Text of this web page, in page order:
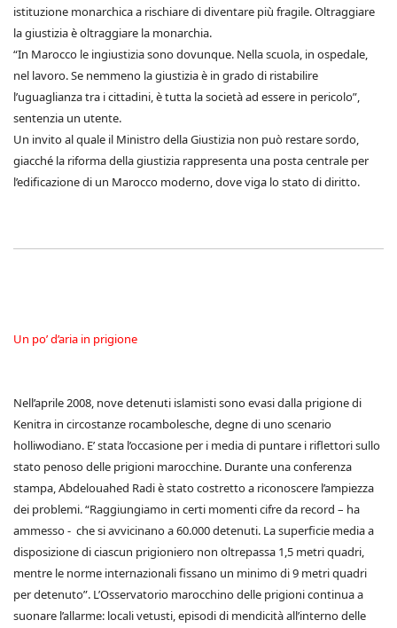
istituzione monarchica a rischiare di diventare più fragile. Oltraggiare
la giustizia è oltraggiare la monarchia.
“In Marocco le ingiustizia sono dovunque. Nella scuola, in ospedale,
nel lavoro. Se nemmeno la giustizia è in grado di ristabilire
l’uguaglianza tra i cittadini, è tutta la società ad essere in pericolo”,
sentenzia un utente.
Un invito al quale il Ministro della Giustizia non può restare sordo,
giacché la riforma della giustizia rappresenta una posta centrale per
l’edificazione di un Marocco moderno, dove viga lo stato di diritto.
Un po’ d’aria in prigione
Nell’aprile 2008, nove detenuti islamisti sono evasi dalla prigione di
Kenitra in circostanze rocambolesche, degne di uno scenario
holliwodiano. E’ stata l’occasione per i media di puntare i riflettori sullo
stato penoso delle prigioni marocchine. Durante una conferenza
stampa, Abdelouahed Radi è stato costretto a riconoscere l’ampiezza
dei problemi. “Raggiungiamo in certi momenti cifre da record – ha
ammesso - che si avvicinano a 60.000 detenuti. La superficie media a
disposizione di ciascun prigioniero non oltrepassa 1,5 metri quadri,
mentre le norme internazionali fissano un minimo di 9 metri quadri
per detenuto”. L’Osservatorio marocchino delle prigioni continua a
suonare l’allarme: locali vetusti, episodi di mendicità all’interno delle